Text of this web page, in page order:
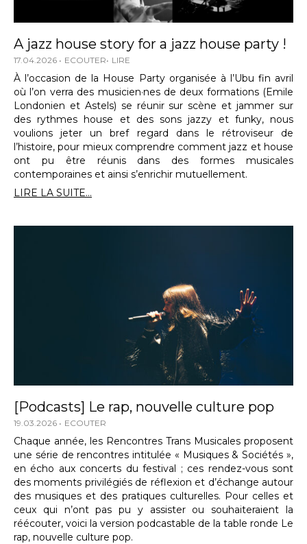
A jazz house story for a jazz house party !
17.04.2026 ECOUTER LIRE
À l’occasion de la House Party organisée à l’Ubu fin avril
où l’on verra des musicien·nes de deux formations (Emile
Londonien et Astels) se réunir sur scène et jammer sur
des rythmes house et des sons jazzy et funky, nous
voulions jeter un bref regard dans le rétroviseur de
l’histoire, pour mieux comprendre comment jazz et house
ont pu être réunis dans des formes musicales
contemporaines et ainsi s’enrichir mutuellement.
LIRE LA SUITE...
[Podcasts] Le rap, nouvelle culture pop
19.03.2026 ECOUTER
Chaque année, les Rencontres Trans Musicales proposent
une série de rencontres intitulée « Musiques & Sociétés »,
en écho aux concerts du festival ; ces rendez-vous sont
des moments privilégiés de réflexion et d’échange autour
des musiques et des pratiques culturelles. Pour celles et
ceux qui n’ont pas pu y assister ou souhaiteraient la
réécouter, voici la version podcastable de la table ronde Le
rap, nouvelle culture pop.